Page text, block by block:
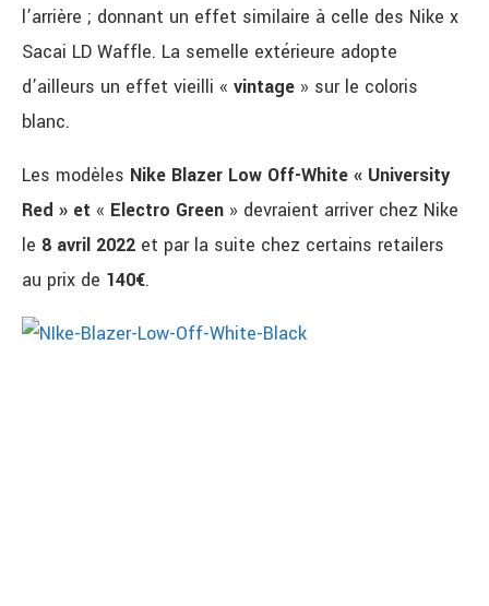
l’arrière ; donnant un effet similaire à celle des Nike x
Sacai LD Waffle. La semelle extérieure adopte
d’ailleurs un effet vieilli « vintage » sur le coloris
blanc.
Les modèles Nike Blazer Low Off-White « University
Red » et « Electro Green » devraient arriver chez Nike
le 8 avril 2022 et par la suite chez certains retailers
au prix de 140€.